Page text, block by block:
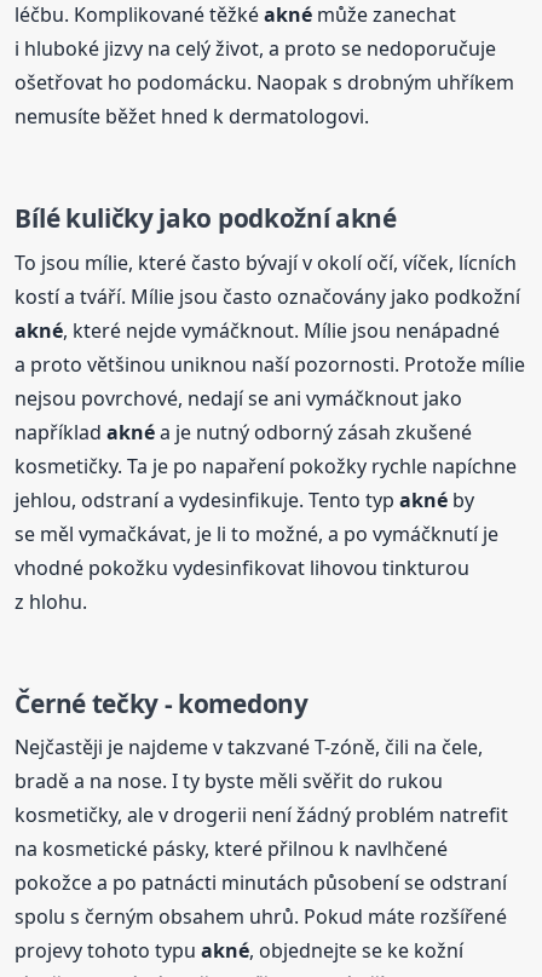
léčbu. Komplikované těžkéakné může zanechat
i hluboké jizvy na celý život, a proto se nedoporučuje
ošetřovat ho podomácku. Naopak s drobným uhříkem
nemusíte běžet hned k dermatologovi.
Bílé kuličky jako podkožníakné
To jsou mílie, které často bývají v okolí očí, víček, lícních
kostí a tváří. Mílie jsou často označovány jako podkožní
akné, které nejde vymáčknout. Mílie jsou nenápadné
a proto většinou uniknou naší pozornosti. Protože mílie
nejsou povrchové, nedají se ani vymáčknout jako
napříkladaknéa je nutný odborný zásah zkušené
kosmetičky. Ta je po napaření pokožky rychle napíchne
jehlou, odstraní a vydesinfikuje. Tento typakné by
se měl vymačkávat, je li to možné, a po vymáčknutí je
vhodné pokožku vydesinfikovat lihovou tinkturou
z hlohu.
Černé tečky - komedony
Nejčastěji je najdeme v takzvané T-zóně, čili na čele,
bradě a na nose. I ty byste měli svěřit do rukou
kosmetičky, ale v drogerii není žádný problém natrefit
na kosmetické pásky, které přilnou k navlhčené
pokožce a po patnácti minutách působení se odstraní
spolu s černým obsahem uhrů. Pokud máte rozšířené
projevy tohoto typuakné, objednejte se ke kožní